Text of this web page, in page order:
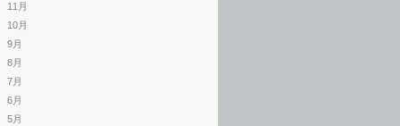
11月
10月
9月
8月
7月
6月
5月